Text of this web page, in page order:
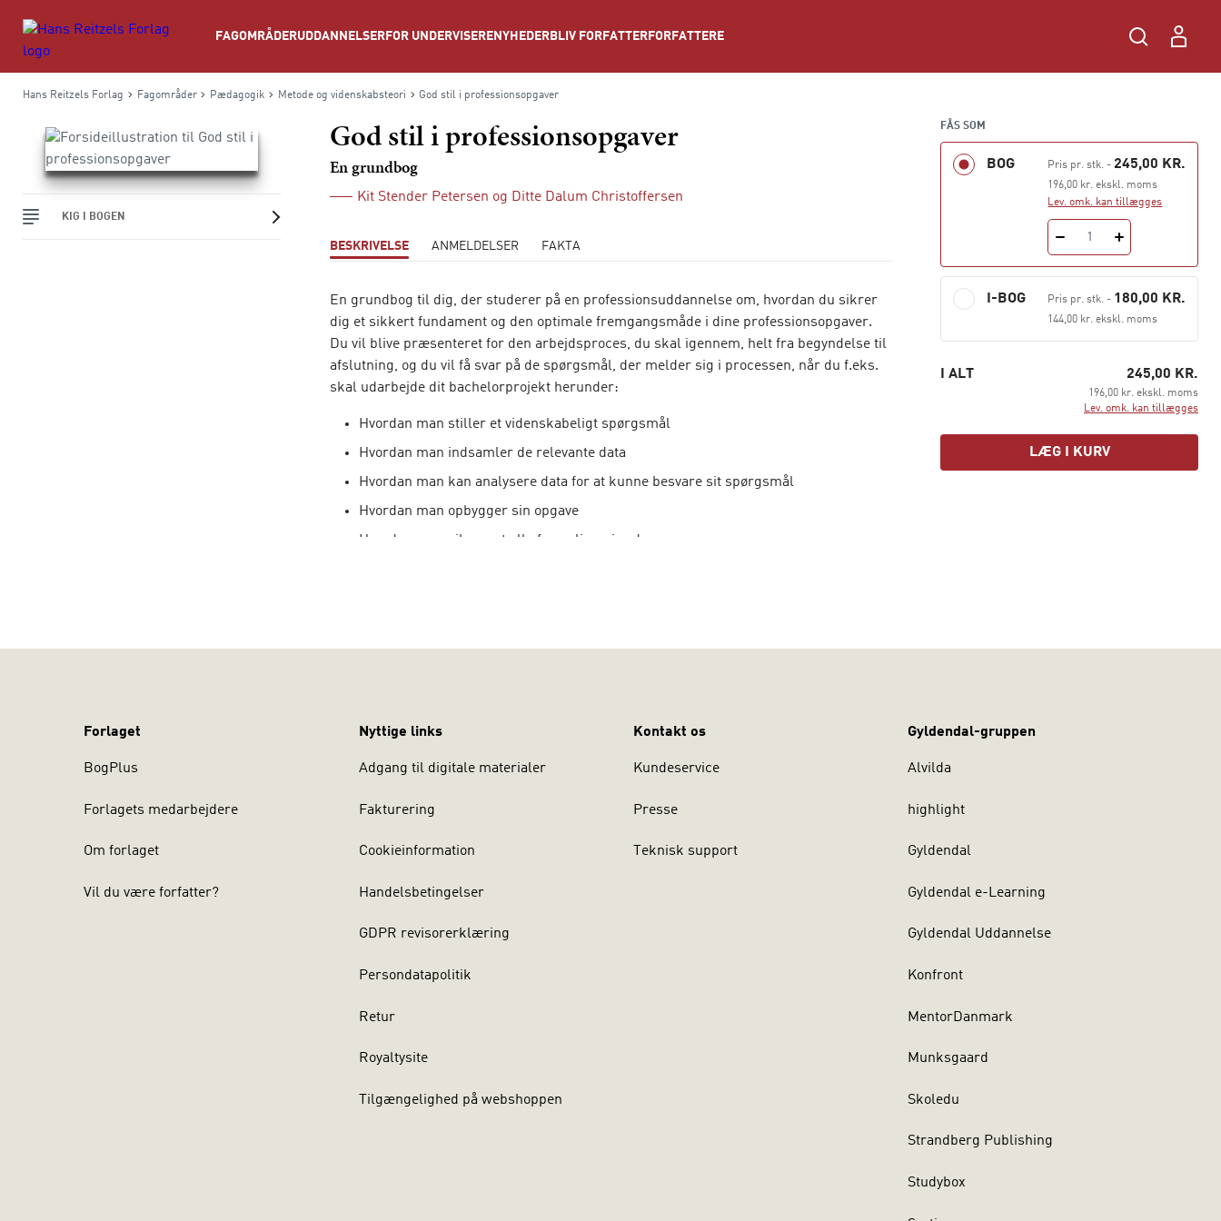
FAGOMRÅDERUDDANNELSER FOR UNDERVISERE NYHEDER BLIV FORFATTER FORFATTERE
Hans Reitzels Forlag Fagområder Pædagogik Metode og videnskabsteori God stil i professionsopgaver
KIG I BOGEN
God stil i professionsopgaver
En grundbog
Kit Stender Petersen og Ditte Dalum Christoffersen
BESKRIVELSE ANMELDELSER FAKTA
En grundbog til dig, der studerer på en professionsuddannelse om, hvordan du sikrer
dig et sikkert fundament og den optimale fremgangsmåde i dine professionsopgaver.
Du vil blive præsenteret for den arbejdsproces, du skal igennem, helt fra begyndelse til
afslutning, og du vil få svar på de spørgsmål, der melder sig i processen, når du f.eks.
skal udarbejde dit bachelorprojekt herunder:
Hvordan man stiller et videnskabeligt spørgsmål
Hvordan man indsamler de relevante data
Hvordan man kan analysere data for at kunne besvare sit spørgsmål
Hvordan man opbygger sin opgave
Hvordan man sikrer, at alle formalia er i orden
FÅS SOM
BOG Pris pr. stk. - 245,00 KR.
196,00 kr. ekskl. moms
Lev. omk. kan tillægges
1
I-BOG Pris pr. stk. - 180,00 KR.
144,00 kr. ekskl. moms
I ALT 245,00 KR.
196,00 kr. ekskl. moms
Lev. omk. kan tillægges
LÆG I KURV
Forlaget
BogPlus
Forlagets medarbejdere
Om forlaget
Vil du være forfatter?
Nyttige links
Adgang til digitale materialer
Fakturering
Cookieinformation
Handelsbetingelser
GDPR revisorerklæring
Persondatapolitik
Retur
Royaltysite
Tilgængelighed på webshoppen
Kontakt os
Kundeservice
Presse
Teknisk support
Gyldendal-gruppen
Alvilda
highlight
Gyldendal
Gyldendal e-Learning
Gyldendal Uddannelse
Konfront
MentorDanmark
Munksgaard
Skoledu
Strandberg Publishing
Studybox